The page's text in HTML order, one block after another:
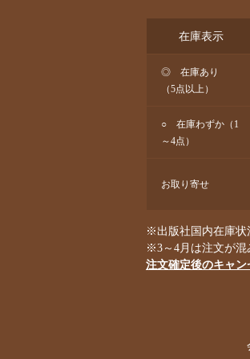
在庫表示
◎ 在庫あり
（5点以上）
○ 在庫わずか（1
～4点）
お取り寄せ
※出版社国内在庫状
※3～4月は注文が混
注文確定後のキャン